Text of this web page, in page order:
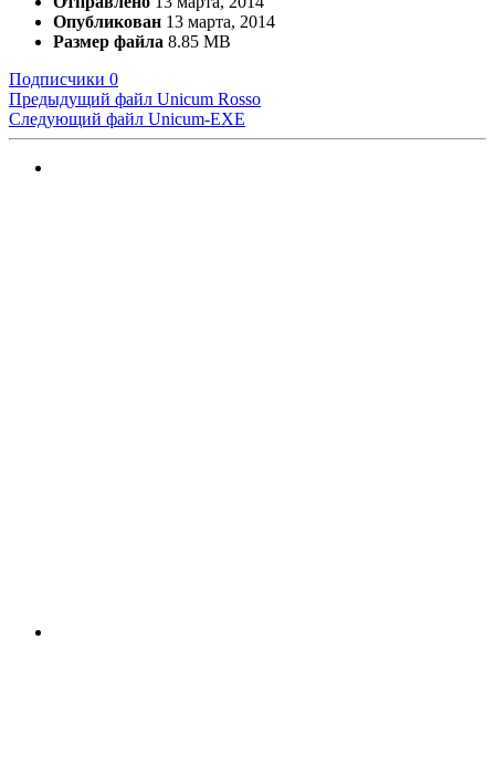
Опубликован 13 марта, 2014
Размер файла 8.85 MB
Подписчики 0
Предыдущий файл Unicum Rosso
Следующий файл Unicum-EXE